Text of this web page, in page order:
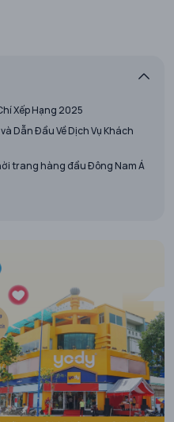
Xếp Hạng 2025
Dẫn Đầu Về Dịch Vụ Khách
trang hàng đầu Đông Nam Á